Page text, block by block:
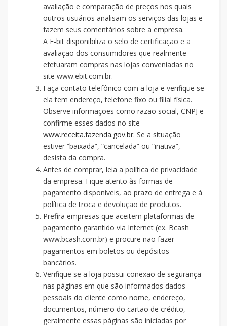
avaliação e comparação de preços nos quais
outros usuários analisam os serviços das lojas e
fazem seus comentários sobre a empresa.
A E-bit disponibiliza o selo de certificação e a
avaliação dos consumidores que realmente
efetuaram compras nas lojas conveniadas no
site www.ebit.com.br.
Faça contato telefônico com a loja e verifique se
ela tem endereço, telefone fixo ou filial física.
Observe informações como razão social, CNPJ e
confirme esses dados no site
www.receita.fazenda.gov.br. Se a situação
estiver “baixada”, “cancelada” ou “inativa”,
desista da compra.
Antes de comprar, leia a política de privacidade
da empresa. Fique atento às formas de
pagamento disponíveis, ao prazo de entrega e à
política de troca e devolução de produtos.
Prefira empresas que aceitem plataformas de
pagamento garantido via Internet (ex. Bcash
www.bcash.com.br) e procure não fazer
pagamentos em boletos ou depósitos
bancários.
Verifique se a loja possui conexão de segurança
nas páginas em que são informados dados
pessoais do cliente como nome, endereço,
documentos, número do cartão de crédito,
geralmente essas páginas são iniciadas por